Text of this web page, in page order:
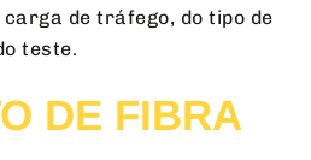
de tráfego, do tipo de
teste.
DE FIBRA